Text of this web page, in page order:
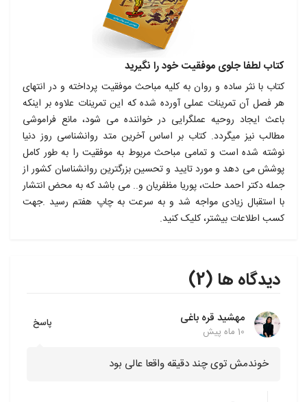
کتاب لطفا جلوی موفقیت خود را نگیرید
کتاب با نثر ساده و روان به کلیه مباحث موفقیت پرداخته و در انتهای
هر فصل آن تمرینات عملی آورده شده که این تمرینات علاوه بر اینکه
باعث ایجاد روحیه عملگرایی در خواننده می شود، مانع فراموشی
مطالب نیز میگردد. کتاب بر اساس آخرین متد روانشناسی روز دنیا
نوشته شده است و تمامی مباحث مربوط به موفقیت را به طور کامل
پوشش می دهد و مورد تایید و تحسین بزرگترین روانشناسان کشور از
جمله دکتر احمد حلت، پوریا مظفریان و.. می باشد که به محض انتشار
با استقبال زیادی مواجه شد و به سرعت به چاپ هفتم رسید .جهت
کسب اطلاعات بیشتر، کلیک کنید.
دیدگاه ها (2)
مهشید قره باغی
10 ماه پیش
پاسخ
خوندمش توی چند دقیقه واقعا عالی بود